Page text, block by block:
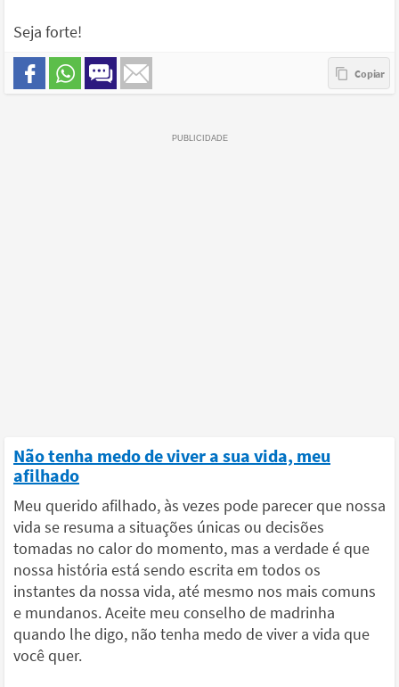
Seja forte!
Não tenha medo de viver a sua vida, meu
afilhado
Meu querido afilhado, às vezes pode parecer que nossa
vida se resuma a situações únicas ou decisões
tomadas no calor do momento, mas a verdade é que
nossa história está sendo escrita em todos os
instantes da nossa vida, até mesmo nos mais comuns
e mundanos. Aceite meu conselho de madrinha
quando lhe digo, não tenha medo de viver a vida que
você quer.